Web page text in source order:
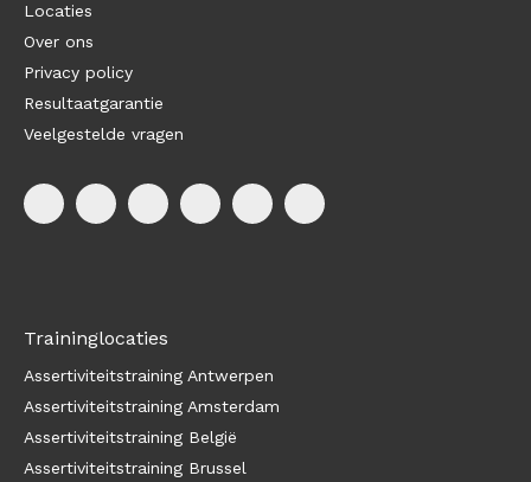
Locaties
Over ons
Privacy policy
Resultaatgarantie
Veelgestelde vragen
Traininglocaties
Assertiviteitstraining Antwerpen
Assertiviteitstraining Amsterdam
Assertiviteitstraining België
Assertiviteitstraining Brussel